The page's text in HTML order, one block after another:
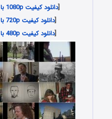
[دانلود کیفیت 1080p با حجم 1.83 گیگابایت
[دانلود کیفیت 720p با حجم 954 مگابایت
[دانلود کیفیت 480p با حجم 687 مگابایت